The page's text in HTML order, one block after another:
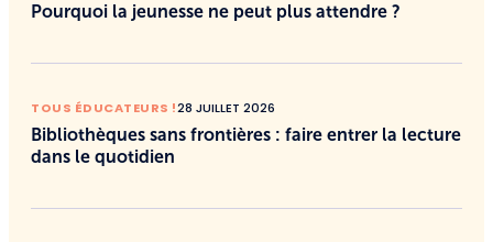
Pourquoi la jeunesse ne peut plus attendre ?
TOUS ÉDUCATEURS !28 JUILLET 2026
Bibliothèques sans frontières : faire entrer la lecture
dans le quotidien